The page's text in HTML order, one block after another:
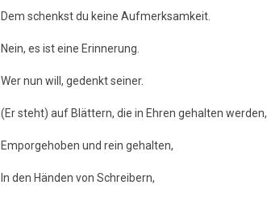
Dem schenkst du keine Aufmerksamkeit.
Nein, es ist eine Erinnerung.
Wer nun will, gedenkt seiner.
(Er steht) auf Blättern, die in Ehren gehalten werden,
Emporgehoben und rein gehalten,
In den Händen von Schreibern,